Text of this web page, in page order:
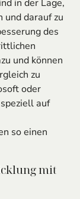
in der Lage,
und darauf zu
des
und können
zu
oder
speziell auf
so einen
mit